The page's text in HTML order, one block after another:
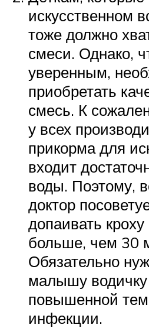
искусственном
тоже должно
смеси. Однако,
уверенным,
приобретать
смесь. К
у всех
прикорма для
входит
воды. Поэтому,
доктор
допаивать
больше, чем 30
Обязательно
малышу
повышенной
инфекции.